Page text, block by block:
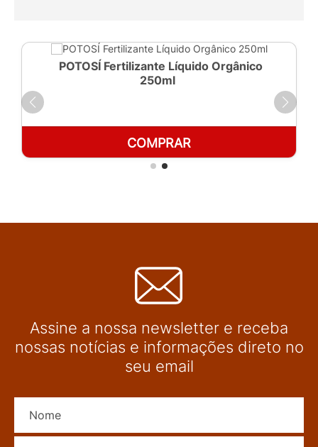
POTOSÍ Fertilizante Líquido Orgânico
250ml
COMPRAR
Assine a nossa newsletter e receba
nossas notícias e informações direto no
seu email